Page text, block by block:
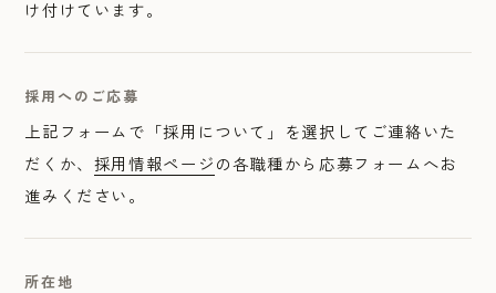
け付けています。
採用へのご応募
上記フォームで「採用について」を選択してご連絡いた
だくか、 採用情報ページの各職種から応募フォームへお
進みください。
所在地